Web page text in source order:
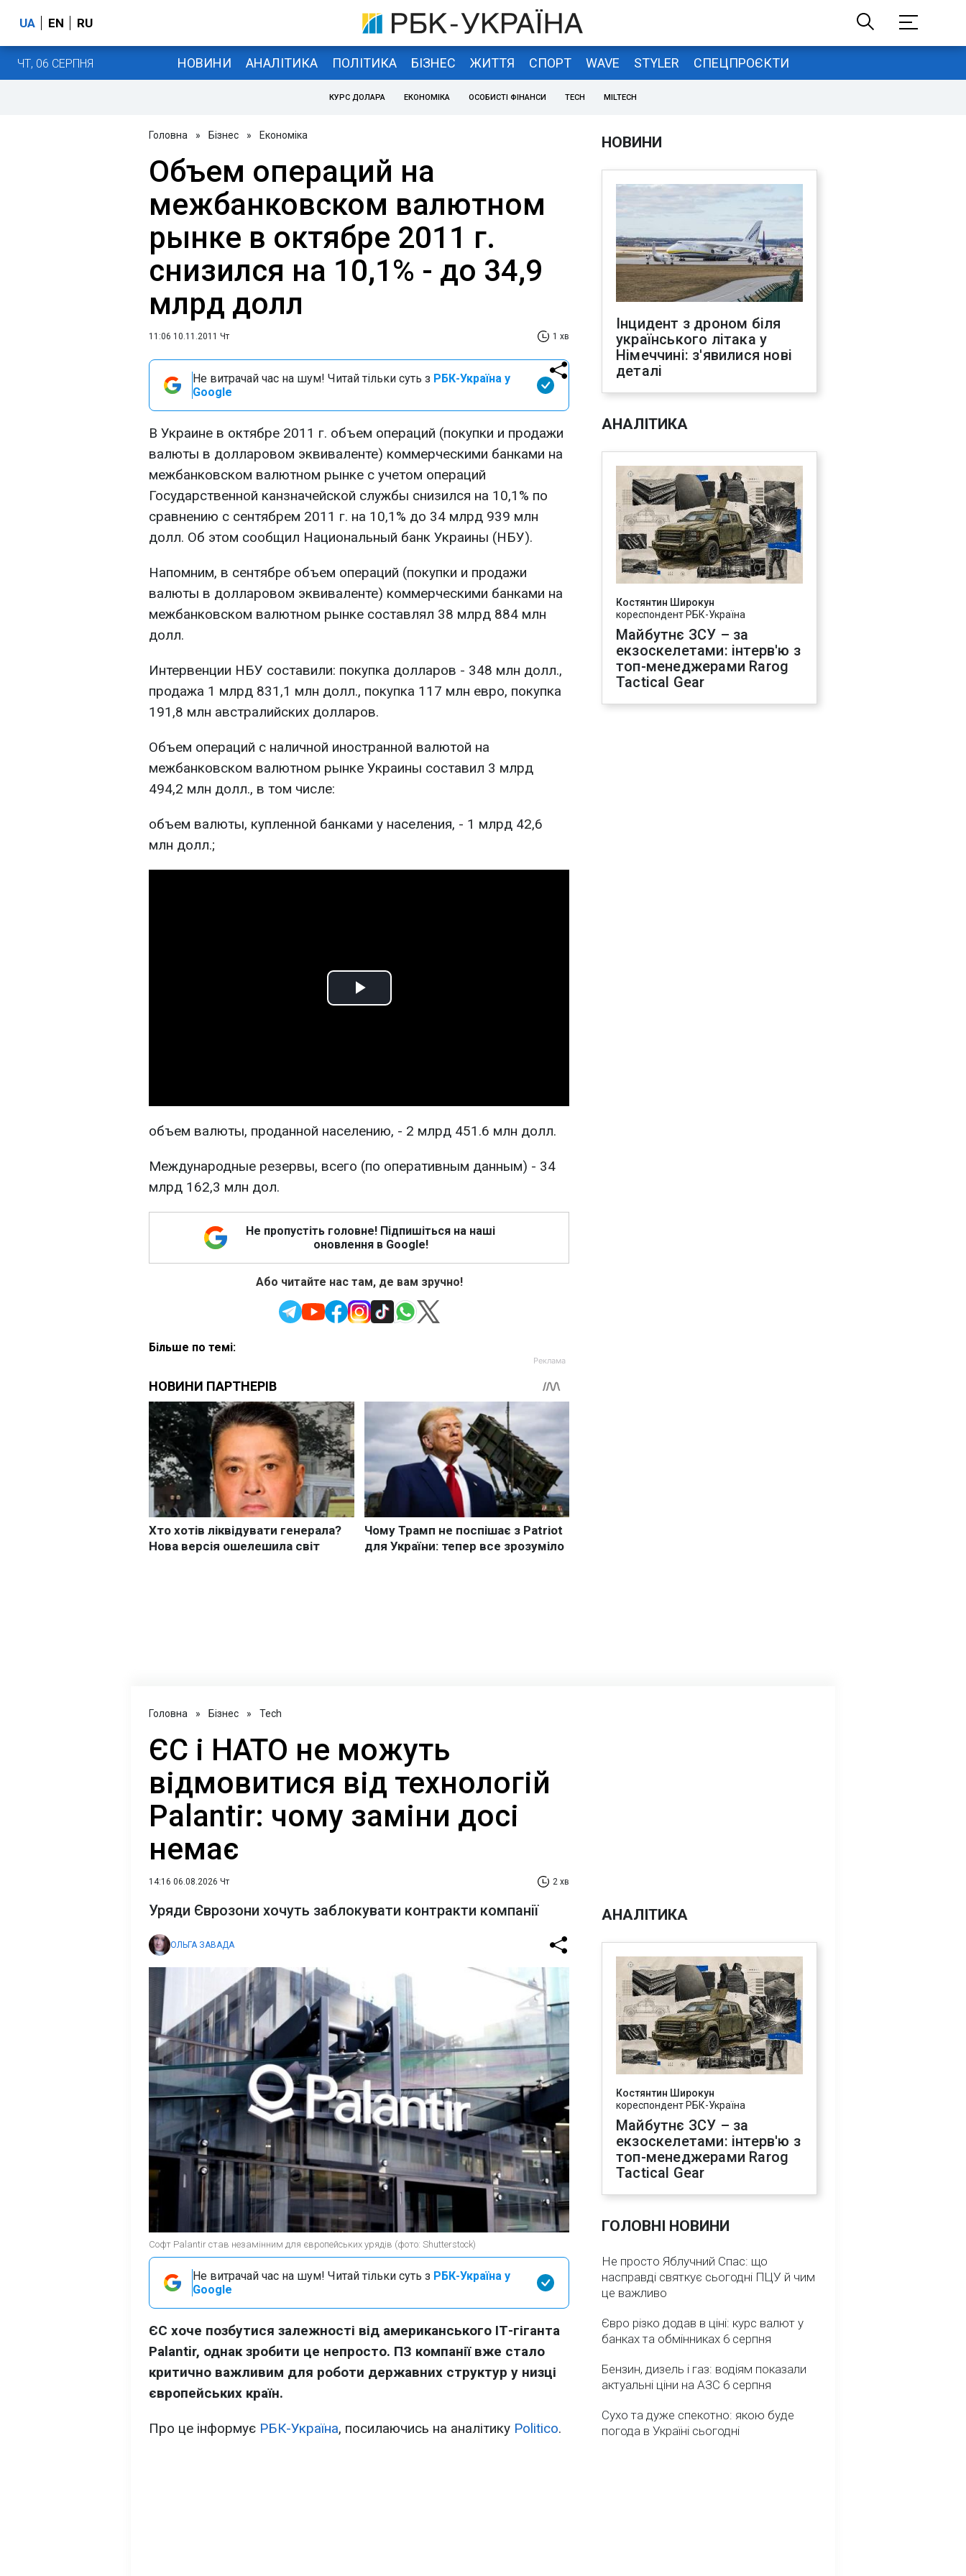
UA EN RU
ЧТ, 06 СЕРПНЯ НОВИНИ АНАЛІТИКА ПОЛІТИКА БІЗНЕС ЖИТТЯ СПОРТ WAVE STYLER СПЕЦПРОЄКТИ
КУРС ДОЛАРА ЕКОНОМІКА ОСОБИСТІ ФІНАНСИ TECH MILTECH
Головна » Бізнес » Економіка
Объем операций на
межбанковском валютном
рынке в октябре 2011 г.
снизился на 10,1% - до 34,9
млрд долл
11:06 10.11.2011 Чт 1 хв
Не витрачай час на шум! Читай тільки суть з РБК-Україна у
Google
В Украине в октябре 2011 г. объем операций (покупки и продажи
валюты в долларовом эквиваленте) коммерческими банками на
межбанковском валютном рынке с учетом операций
Государственной канзначейской службы снизился на 10,1% по
сравнению с сентябрем 2011 г. на 10,1% до 34 млрд 939 млн
долл. Об этом сообщил Национальный банк Украины (НБУ).
Напомним, в сентябре объем операций (покупки и продажи
валюты в долларовом эквиваленте) коммерческими банками на
межбанковском валютном рынке составлял 38 млрд 884 млн
долл.
Интервенции НБУ составили: покупка долларов - 348 млн долл.,
продажа 1 млрд 831,1 млн долл., покупка 117 млн евро, покупка
191,8 млн австралийских долларов.
Объем операций с наличной иностранной валютой на
межбанковском валютном рынке Украины составил 3 млрд
494,2 млн долл., в том числе:
объем валюты, купленной банками у населения, - 1 млрд 42,6
млн долл.;
Play
объем валюты, проданной населению, - 2 млрд 451.6 млн долл.
Международные резервы, всего (по оперативным данным) - 34
млрд 162,3 млн дол.
Не пропустіть головне! Підпишіться на наші
оновлення в Google!
Або читайте нас там, де вам зручно!
Більше по темі:
НОВИНИ
Інцидент з дроном біля
українського літака у
Німеччині: з'явилися нові
деталі
АНАЛІТИКА
Костянтин Широкун
кореспондент РБК-Україна
Майбутнє ЗСУ – за
екзоскелетами: інтерв'ю з
топ-менеджерами Rarog
Tactical Gear
Головна » Бізнес » Tech
ЄС і НАТО не можуть
відмовитися від технологій
Palantir: чому заміни досі
немає
14:16 06.08.2026 Чт 2 хв
Уряди Єврозони хочуть заблокувати контракти компанії
ОЛЬГА ЗАВАДА
Софт Palantir став незамінним для європейських урядів (фото: Shutterstock)
Не витрачай час на шум! Читай тільки суть з РБК-Україна у
Google
ЄС хоче позбутися залежності від американського ІТ-гіганта
Palantir, однак зробити це непросто. ПЗ компанії вже стало
критично важливим для роботи державних структур у низці
європейських країн.
Про це інформує РБК-Україна, посилаючись на аналітику Politico.
АНАЛІТИКА
Костянтин Широкун
кореспондент РБК-Україна
Майбутнє ЗСУ – за
екзоскелетами: інтерв'ю з
топ-менеджерами Rarog
Tactical Gear
ГОЛОВНІ НОВИНИ
Не просто Яблучний Спас: що
насправді святкує сьогодні ПЦУ й чим
це важливо
Євро різко додав в ціні: курс валют у
банках та обмінниках 6 серпня
Бензин, дизель і газ: водіям показали
актуальні ціни на АЗС 6 серпня
Сухо та дуже спекотно: якою буде
погода в Україні сьогодні